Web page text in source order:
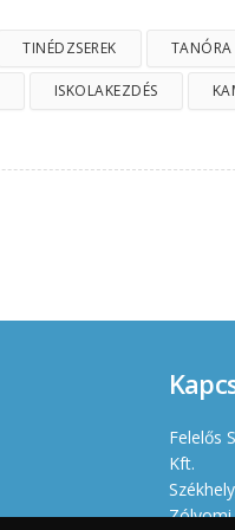
TINÉDZSEREK TANÓRA
ISKOLAKEZDÉS
Felelős
Kft.
Zólyomi